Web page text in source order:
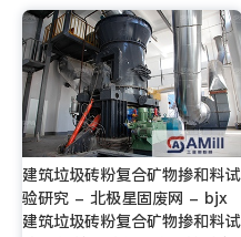
建筑垃圾砖粉复合矿物掺和料试
验研究 - 北极星固废网 - bjx
建筑垃圾砖粉复合矿物掺和料试